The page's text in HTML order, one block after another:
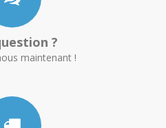
?
maintenant !